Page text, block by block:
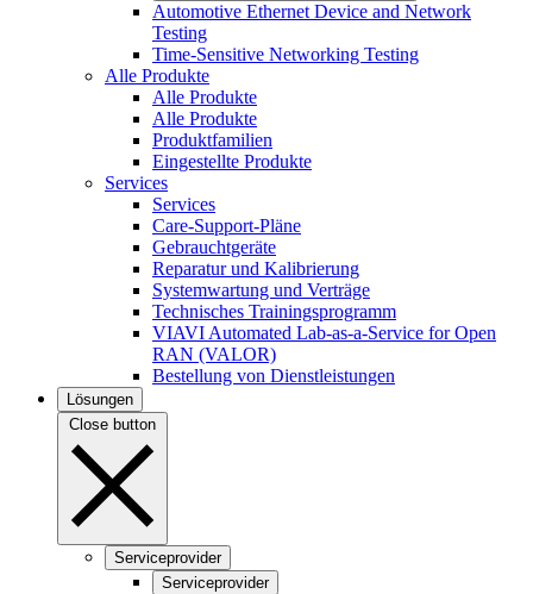
Automotive Ethernet Device and Network
Testing
Time-Sensitive Networking Testing
Alle Produkte
Alle Produkte
Alle Produkte
Produktfamilien
Eingestellte Produkte
Services
Services
Care-Support-Pläne
Gebrauchtgeräte
Reparatur und Kalibrierung
Systemwartung und Verträge
Technisches Trainingsprogramm
VIAVI Automated Lab-as-a-Service for Open
RAN (VALOR)
Bestellung von Dienstleistungen
Lösungen
Close button
Serviceprovider
Serviceprovider